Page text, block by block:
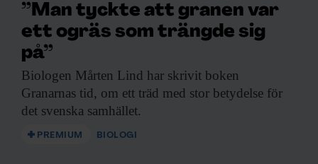
”Man tyckte att granen var
ett ogräs som trängde sig
på”
Biologen Mårten Lind har skrivit boken
Granarnas tid, om ett träd med stor betydelse för
det svenska samhället.
PREMIUM BIOLOGI